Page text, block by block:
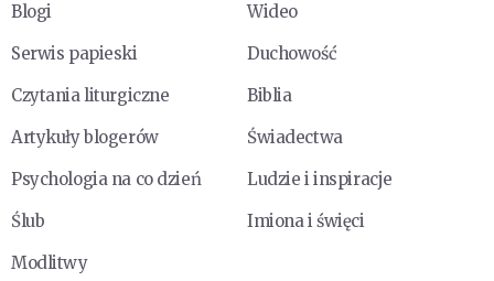
Blogi
Wideo
Serwis papieski
Duchowość
Czytania liturgiczne
Biblia
Artykuły blogerów
Świadectwa
Psychologia na co dzień
Ludzie i inspiracje
Ślub
Imiona i święci
Modlitwy